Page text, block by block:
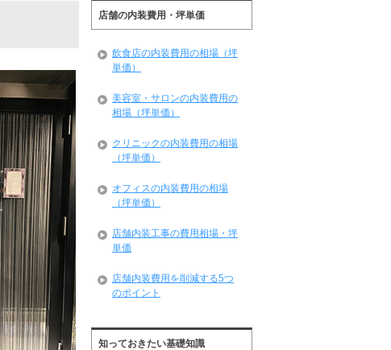
店舗の内装費用・坪単価
飲食店の内装費用の相場（坪
単価）
美容室・サロンの内装費用の
相場（坪単価）
クリニックの内装費用の相場
（坪単価）
オフィスの内装費用の相場
（坪単価）
店舗内装工事の費用相場・坪
単価
店舗内装費用を削減する5つ
のポイント
知っておきたい基礎知識